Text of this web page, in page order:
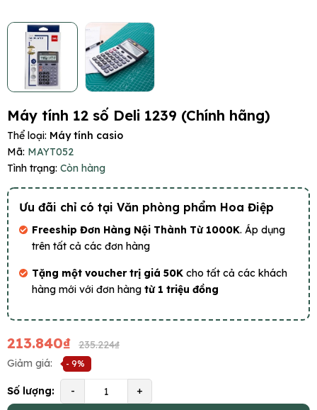
Máy tính 12 số Deli 1239 (Chính hãng)
Thể loại: Máy tính casio
Mã: MAYT052
Tình trạng: Còn hàng
Ưu đãi chỉ có tại Văn phòng phẩm Hoa Điệp
Freeship Đơn Hàng Nội Thành Từ 1000K. Áp dụng
trên tất cả các đơn hàng
Tặng một voucher trị giá 50K cho tất cả các khách
hàng mới với đơn hàng từ 1 triệu đồng
213.840₫
235.224₫
Giảm giá:
- 9%
Số lượng: - +